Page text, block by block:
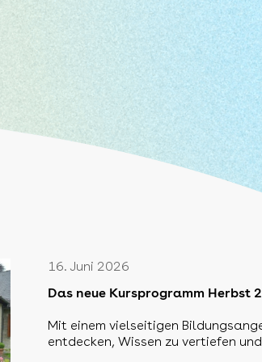
16. Juni 2026
Das neue Kursprogramm Herbst
Mit einem vielseitigen
entdecken, Wissen zu vertiefen